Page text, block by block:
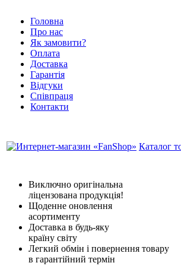
Головна
Про нас
Як замовити?
Оплата
Доставка
Гарантія
Відгуки
Співпраця
Контакти
Каталог
Виключно оригінальна
ліцензована продукція!
Щоденне оновлення
асортименту
Доставка в будь-яку
країну світу
Легкий обмін і повернення товару
в гарантійний термін